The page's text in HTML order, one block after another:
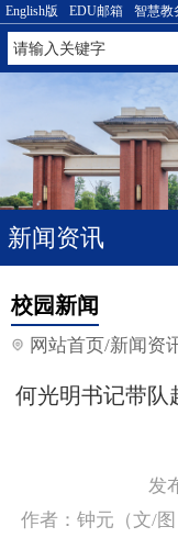
English版 EDU邮箱 智慧教
新闻资讯
校园新闻
网站首页/新闻资
何光明书记带队
发
作者：钟元（文/